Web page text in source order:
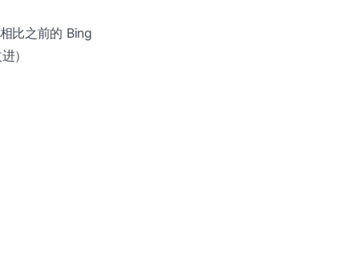
比之前的 Bing
）